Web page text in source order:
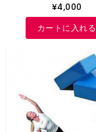
¥4,000
カートに入れる